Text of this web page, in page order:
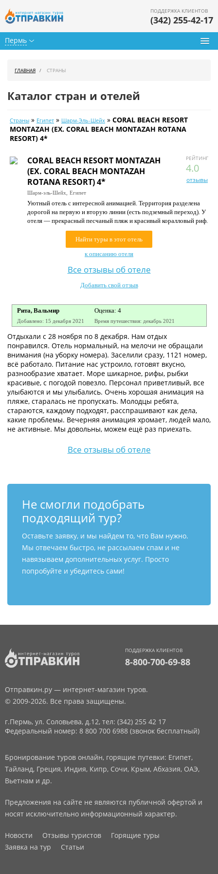
Пермь
ПОДДЕРЖКА КЛИЕНТОВ
(342) 255-42-17
Календарь туров
Цены дня
Страны
Как купить
О нас
ГЛАВНАЯ СТРАНЫ
Каталог стран и отелей
Страны » Египет » Шарм-Эль-Шейх » CORAL BEACH RESORT
MONTAZAH (EX. CORAL BEACH MONTAZAH ROTANA
RESORT) 4*
РЕЙТИНГ
4.0
отзывы
CORAL BEACH RESORT MONTAZAH
(EX. CORAL BEACH MONTAZAH
ROTANA RESORT) 4*
Шарм-эль-Шейх, Египет
Уютный отель с интересной анимацией. Территория разделена
дорогой на первую и вторую линии (есть подземный переход). У
отеля — прекрасный песчаный пляж и красивый коралловый риф.
Найти туры в этот отель
к описанию отеля
Все отзывы об отеле
Добавить свой отзыв
Рита, Вальмир Оценка: 4
Добавлено: 15 декабря 2021 Время путешествия: декабрь 2021
Отдыхали с 28 ноября по 8 декабря. Нам отдых
понравился. Отель нормальный, на мелочи не обращали
внимания (на уборку номера). Заселили сразу, 1121 номер,
всё работало. Питание нас устроило, готовят вкусно,
разнообразие хватает. Море шикарное, рифы, рыбки
красивые, с погодой повезло. Персонал приветливый, все
улыбаются и мы улыбались. Очень хорошая анимация на
пляже, старалась не пропускать. Молодцы ребята,
стараются, каждому подходят, расспрашивают как дела,
какие проблемы. Вечерняя анимация хромает, людей мало,
не активные. Мы довольны, можем ещё раз приехать.
Все отзывы об отеле
Не смогли подобрать
подходящий тур?
Оставьте заявку, и мы найдем то, что Вам нужно.
Мы отвечаем быстро, не рассылаем спам и не
навязываем дополнительных услуг. Просто
попробуйте и убедитесь сами!
ПОДДЕРЖКА КЛИЕНТОВ
8-800-700-69-88
Отправкин.ру — интернет-магазин туров.
© 2009-2026. Все права защищены.
г.Пермь, ул. Соловьева, д.12, тел: (342) 255 42 17
Федеральный номер: 8 800 700 6988 (звонок бесплатный)
Бронирование туров онлайн, горящие путевки: Египет,
Тайланд, Греция, Индия, Кипр, Сочи, Крым, Абхазия, ОАЭ,
Вьетнам и др.
Предложения на сайте не являются публичной офертой и
носят исключительно информационный характер.
Новости Отзывы туристов
Горящие туры
Заявка на тур
Статьи